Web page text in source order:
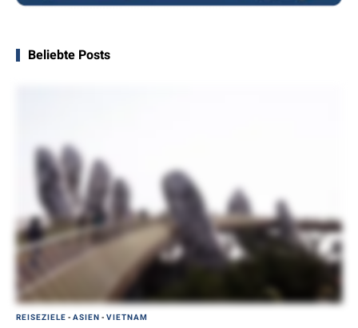
Beliebte Posts
REISEZIELE - ASIEN - VIETNAM